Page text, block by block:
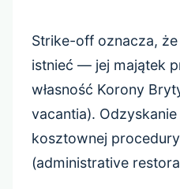
Strike-off oznacza, że
istnieć — jej majątek
własność Korony
vacantia).
kosztownej
(administrative